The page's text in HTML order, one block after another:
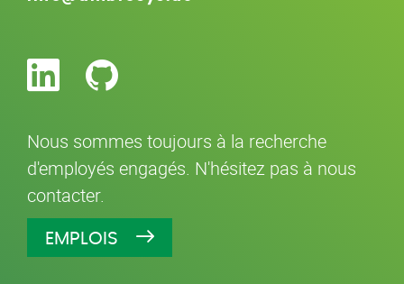
Nous sommes toujours à la recherche
d'employés engagés. N'hésitez pas à nous
contacter.
EMPLOIS